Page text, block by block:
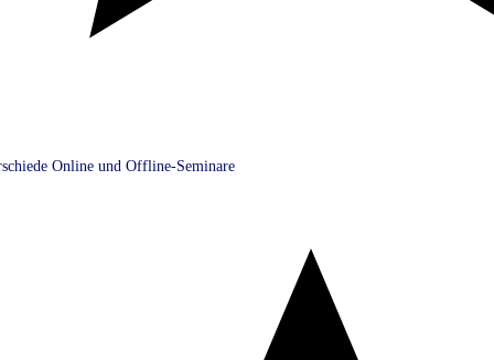
Online und Offline-Seminare